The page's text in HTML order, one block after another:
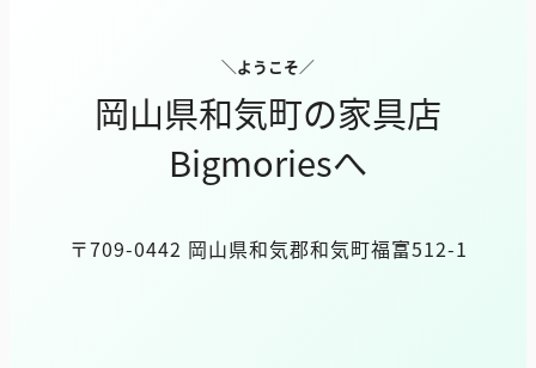
＼ようこそ／
岡山県和気町の家具店
Bigmoriesへ
〒709-0442 岡山県和気郡和気町福富512-1